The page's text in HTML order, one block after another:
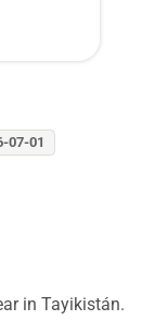
07-01
in Tayikistán.